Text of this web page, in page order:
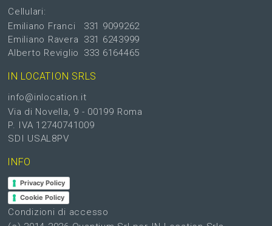
Cellulari:
Emiliano Franci
Emiliano Ravera
Alberto Reviglio
331 9099262
331 6243999
333 6164465
IN LOCATION SRLS
info@inlocation.it
Via di Novella, 9 - 00199 Roma
P. IVA 12740741009
SDI USAL8PV
INFO
Privacy Policy
Cookie Policy
Condizioni di accesso